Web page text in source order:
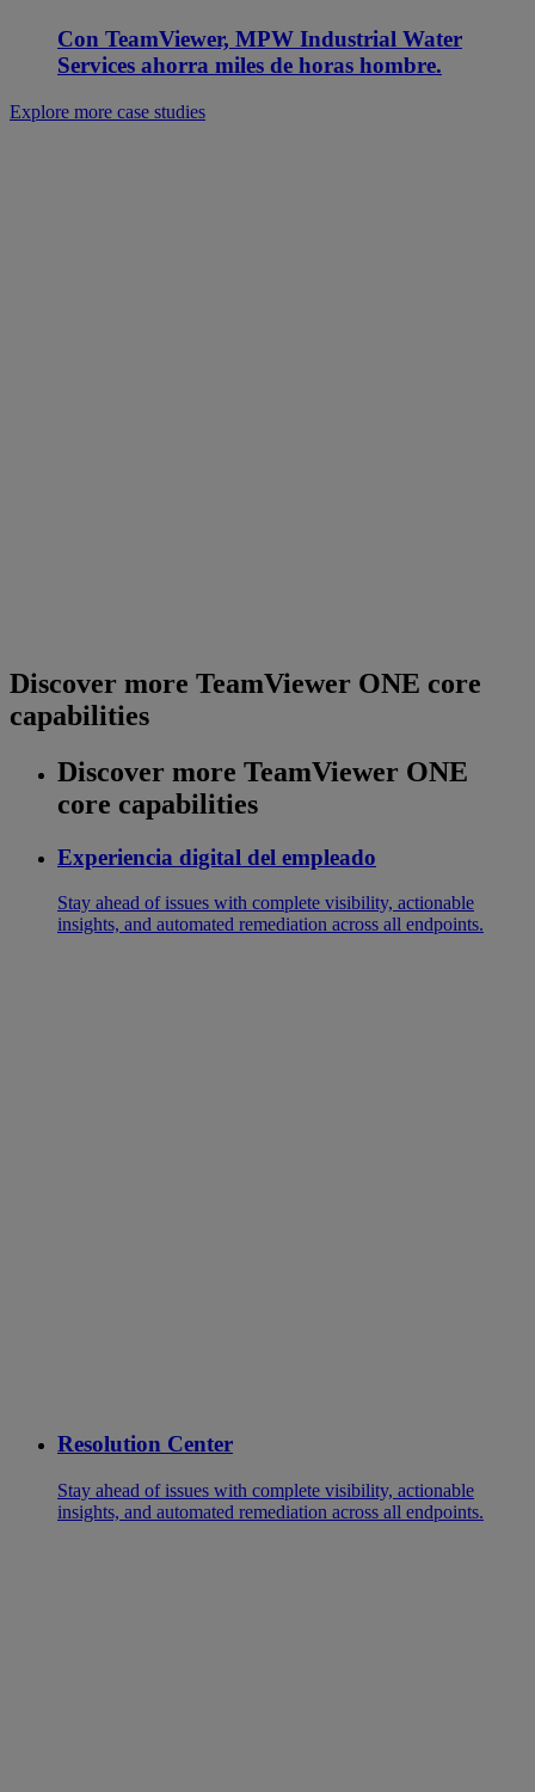
Con TeamViewer, MPW Industrial Water
Services ahorra miles de horas hombre.
Explore more case studies
Discover more TeamViewer ONE core
capabilities
Discover more TeamViewer ONE
core capabilities
Experiencia digital del empleado
Stay ahead of issues with complete visibility, actionable
insights, and automated remediation across all endpoints.
Resolution Center
Stay ahead of issues with complete visibility, actionable
insights, and automated remediation across all endpoints.